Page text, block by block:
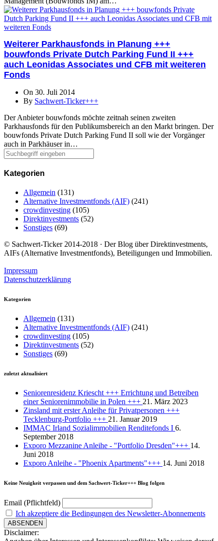
Weiterer Parkhausfonds in Planung +++
bouwfonds Private Dutch Parking Fund II +++
auch Leonidas Associates und CFB mit weiteren
Fonds
On 30. Juli 2014
By Sachwert-Ticker+++
Der Anbieter bouwfonds möchte zeitnah seinen zweiten
Parkhausfonds für den Publikumsbereich an den Markt bringen. Der
bouwfonds Private Dutch Parking Fund II soll wie der Vorgänger
auch in Parkhäuser in…
Kategorien
Allgemein (131)
Alternative Investmentfonds (AIF) (241)
crowdinvesting (105)
Direktinvestments (52)
Sonstiges (69)
© Sachwert-Ticker 2014-2018 · Der Blog über Direktinvestments,
AIFs (Alternative Investmentfonds), Beteiligungen und Immobilien.
Impressum
Datenschutzerklärung
Kategorien
Allgemein (131)
Alternative Investmentfonds (AIF) (241)
crowdinvesting (105)
Direktinvestments (52)
Sonstiges (69)
zuletzt aktualisiert
Seniorenresidenz Kriescht +++ Errichtung und Betreiben
einer Seniorenimmobilie in Polen +++ 21. März 2023
Zinsland mit erster Anleihe für Privatpersonen +++
Tecklenburg-Portfolio +++ 21. Januar 2019
IMMAC Irland Sozialimmobilien Renditefonds I 6.
September 2018
Exporo Mezzanine Anleihe - "Portfolio Dresden"+++ 14.
Juni 2018
Exporo Anleihe - "Phoenix Apartments"+++ 14. Juni 2018
Keine Neuigkeit verpassen und dem Sachwert-Ticker+++ Blog folgen
Email (Pflichtfeld)
Ich akzeptiere die Bedingungen des Newsletter-Abonnements
Disclaimer: